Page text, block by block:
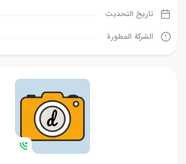
تاريخ التحديث
الشركة المطورة